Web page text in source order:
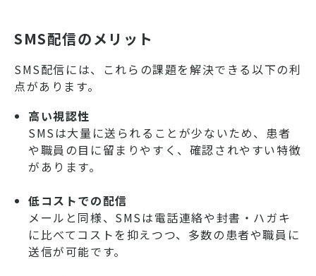
SMS配信のメリット
SMS配信には、これらの課題を解決できる以下の利
点があります。
高い視認性
SMSは大量に送られることが少ないため、患者
や職員の目に留まりやすく、確認されやすい特徴
があります。
低コストでの配信
メールと同様、SMSは電話連絡や封書・ハガキ
に比べてコストを抑えつつ、多数の患者や職員に
送信が可能です。